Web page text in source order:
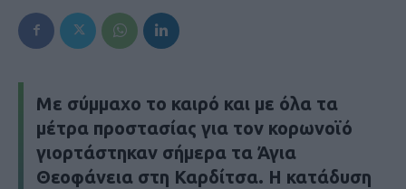
Με σύμμαχο το καιρό και με όλα τα
μέτρα προστασίας για τον κορωνοϊό
γιορτάστηκαν σήμερα τα Άγια
Θεοφάνεια στη Καρδίτσα. Η κατάδυση